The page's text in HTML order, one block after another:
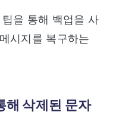
을 통해 백업을 사
시지를 복구하는
해 삭제된 문자